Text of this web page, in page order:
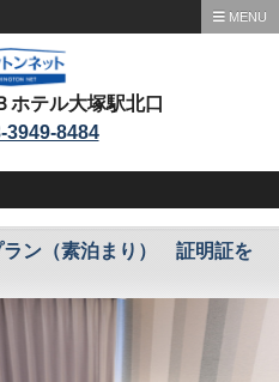
MENU
ホテル大塚駅北口
3949-8484
ラン（素泊まり） 証明証を